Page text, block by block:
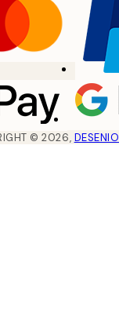
©2026, DESENIO